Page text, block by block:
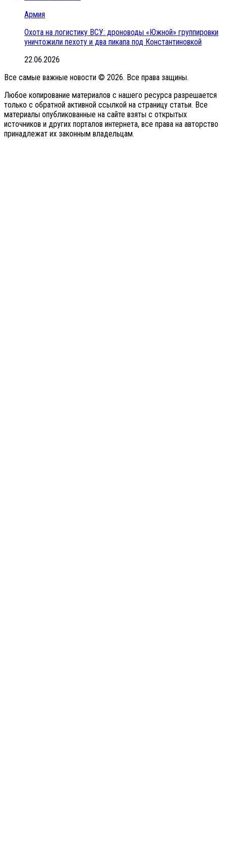
Армия
Охота на логистику ВСУ: дроноводы «Южной» группировки
уничтожили пехоту и два пикапа под Константиновкой
22.06.2026
Все самые важные новости © 2026. Все права защины.
Любое копирование материалов с нашего ресурса разрешается
только с обратной активной ссылкой на страницу статьи. Все
материалы опубликованные на сайте взяты с открытых
источников и других порталов интернета, все права на авторство
принадлежат их законным владельцам.